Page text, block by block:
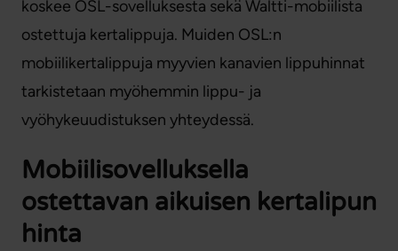
koskee OSL-sovelluksesta sekä Waltti-mobiilista
ostettuja kertalippuja. Muiden OSL:n
mobiilikertalippuja myyvien kanavien lippuhinnat
tarkistetaan myöhemmin lippu- ja
vyöhykeuudistuksen yhteydessä.
Mobiilisovelluksella
ostettavan aikuisen kertalipun
hinta